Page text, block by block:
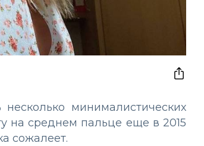
минималистических
на среднем пальце еще в 2015
сожалеет.